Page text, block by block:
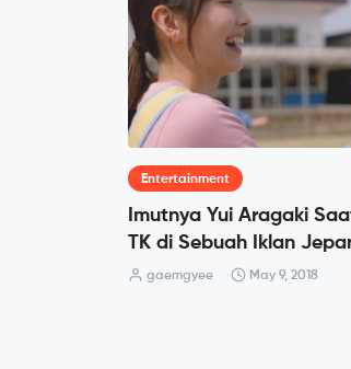
Entertainment
Imutnya Yui Aragaki
TK di Sebuah Iklan
gaemgyee May 9, 2018